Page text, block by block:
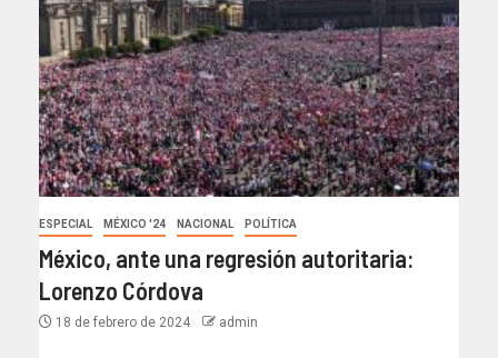
ESPECIAL MÉXICO '24 NACIONAL POLÍTICA
México, ante una regresión autoritaria:
Lorenzo Córdova
18 de febrero de 2024 admin